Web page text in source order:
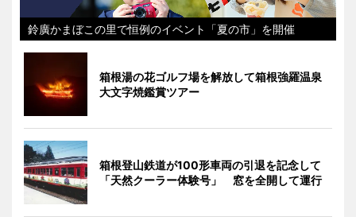
鈴廣かまぼこの里で恒例のイベント「夏の市」を開催
箱根湯の花ゴルフ場を解放して箱根強羅温泉
大文字焼鑑賞ツアー
箱根登山鉄道が100形車両の引退を記念して
「天然クーラー体験号」 窓を全開して運行